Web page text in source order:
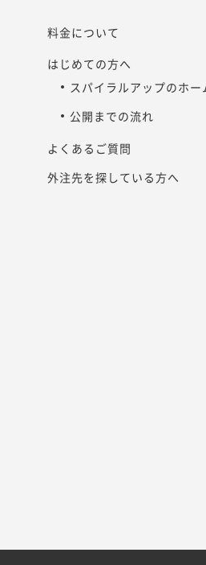
料金について
はじめての方へ
スパイラルアップのホ
公開までの流れ
よくあるご質問
外注先を探している方へ